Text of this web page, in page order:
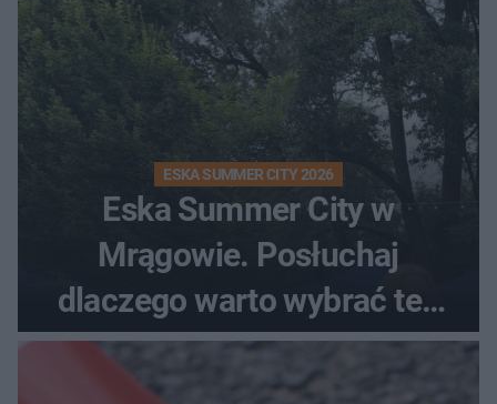
ESKA SUMMER CITY 2026
Eska Summer City w
Mrągowie. Posłuchaj
dlaczego warto wybrać ten
kierunek na urlop!